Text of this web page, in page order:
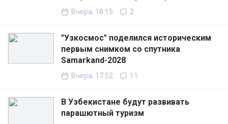
Вчера, 18:15 2
"Узкосмос" поделился историческим
первым снимком со спутника
Samarkand-2028
Вчера, 17:52 11
В Узбекистане будут развивать
парашютный туризм